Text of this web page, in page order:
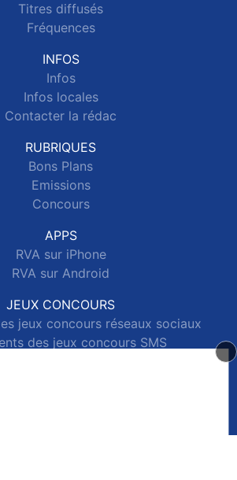
Titres diffusés
Fréquences
INFOS
Infos
Infos locales
Contacter la rédac
RUBRIQUES
Bons Plans
Emissions
Concours
APPS
RVA sur iPhone
RVA sur Android
JEUX CONCOURS
jeux concours réseaux sociaux
des jeux concours SMS